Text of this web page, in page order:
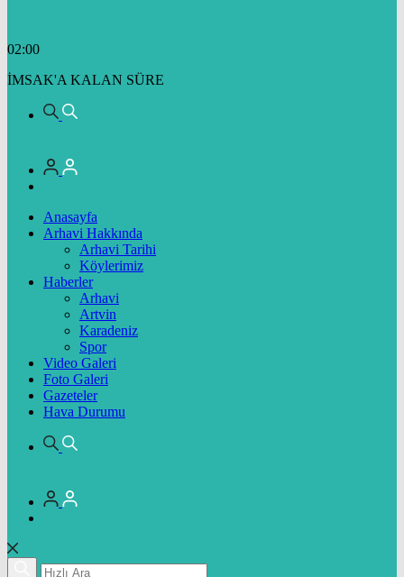
02:00
İMSAK'A KALAN SÜRE
Anasayfa
Arhavi Hakkında
Arhavi Tarihi
Köylerimiz
Haberler
Arhavi
Artvin
Karadeniz
Spor
Video Galeri
Foto Galeri
Gazeteler
Hava Durumu